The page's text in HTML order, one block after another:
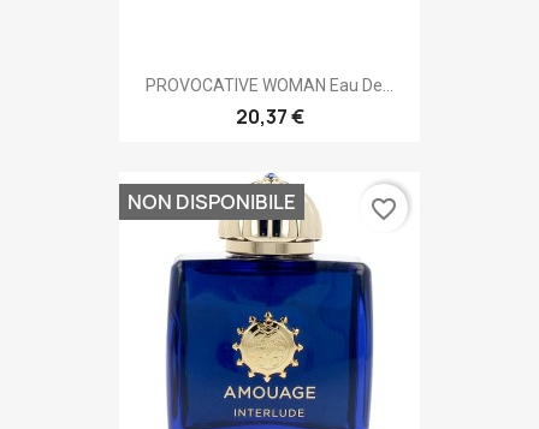
PROVOCATIVE WOMAN Eau De...
20,37 €
NON DISPONIBILE favorite_border